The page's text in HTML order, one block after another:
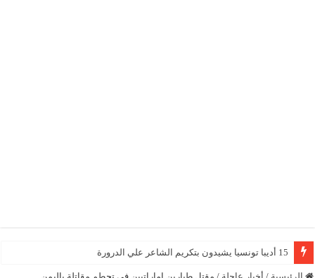
15 أديبا تونسيا يشيدون بتكريم الشاعر علي الدرورة